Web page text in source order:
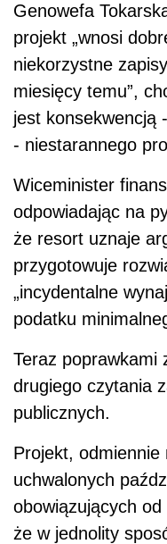
Genowefa
projekt „wnosi
niekorzystne
miesięcy temu”,
jest konsekwencją
- niestarannego
Wiceminister
odpowiadając na
że resort uznaje
przygotowuje
„incydentalne
podatku
Teraz poprawkami
drugiego czytania
publicznych.
Projekt, odmiennie
uchwalonych
obowiązujących od
że w jednolity